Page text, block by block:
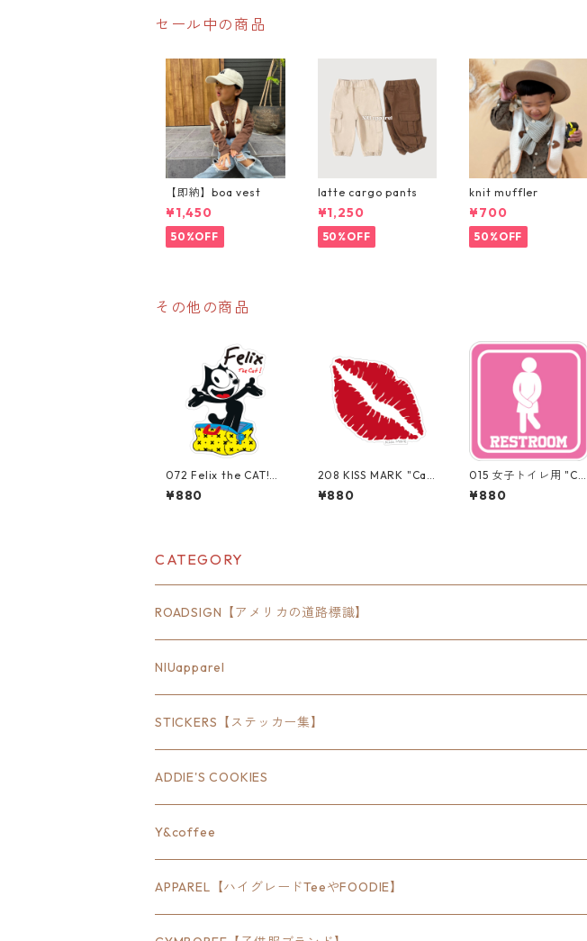
セール中の商品
【即納】boa vest
¥1,450
50%OFF
latte cargo pants
¥1,250
50%OFF
knit muffler
¥700
50%OFF
その他の商品
072 Felix the CAT!
"California Market C
enter" アメリカンス
¥880
208 KISS MARK "Cali
fornia Market Cente
r" アメリカンステッ
¥880
015 女子トイレ用 "Cal
ifornia Market Cent
er" アメリカンステ
¥880
CATEGORY
ROADSIGN【アメリカの道路標識】
18inch×6inch
18inch×8inch
18inch×12inch
24inch×8inch
18inch×24inch
NIUapparel
STICKERS【ステッカー集】
ステート
ハウス
クルマ
ADDIE'S COOKIES
Y&coffee
APPAREL【ハイグレードTeeやFOODIE】